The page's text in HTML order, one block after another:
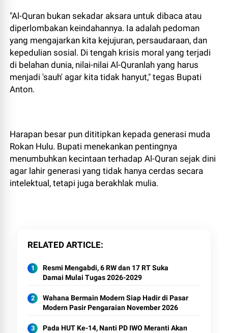
​"Al-Quran bukan sekadar aksara untuk dibaca atau
diperlombakan keindahannya. Ia adalah pedoman
yang mengajarkan kita kejujuran, persaudaraan, dan
kepedulian sosial. Di tengah krisis moral yang terjadi
di belahan dunia, nilai-nilai Al-Quranlah yang harus
menjadi 'sauh' agar kita tidak hanyut," tegas Bupati
Anton.
​Harapan besar pun dititipkan kepada generasi muda
Rokan Hulu. Bupati menekankan pentingnya
menumbuhkan kecintaan terhadap Al-Quran sejak dini
agar lahir generasi yang tidak hanya cerdas secara
intelektual, tetapi juga berakhlak mulia.
RELATED ARTICLE
Resmi Mengabdi, 6 RW dan 17 RT Suka
Damai Mulai Tugas 2026-2029
Wahana Bermain Modern Siap Hadir di Pasar
Modern Pasir Pengaraian November 2026
Pada HUT Ke-14, Nanti PD IWO Meranti Akan